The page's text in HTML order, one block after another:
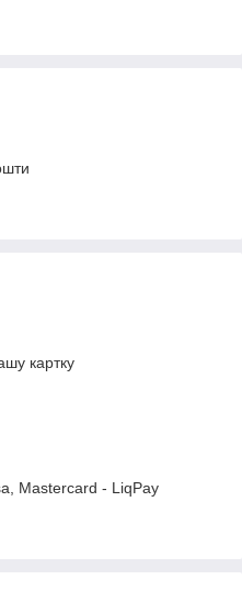
картку
Mastercard - LiqPay